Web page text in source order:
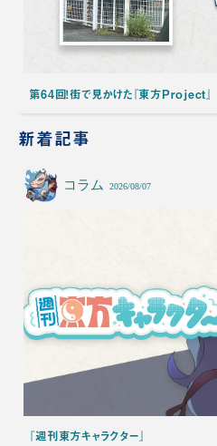
第64回！街で見かけた『東方Project』
新着記事
コラム 2026/08/07
『週刊東方キャラクター』